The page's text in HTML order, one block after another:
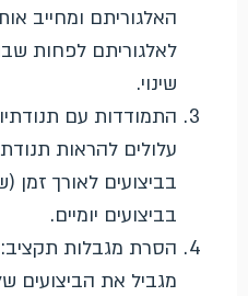
האלגוריתם ומחייב
לאלגוריתם לפחות
שינוי.
התמודדות עם
עלולים להראות
בביצועים לאורך זמן
בביצועים יומיים.
הסרת מגבלות תקציב: